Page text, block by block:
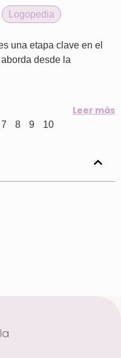
Logopedia
una etapa clave en el
desde la
Leer más
7 8 9 10